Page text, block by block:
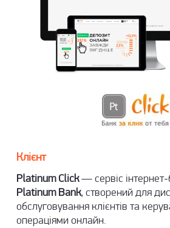
Клієнт
Platinum Click— сервіс інтернет-
Рlatinum Bank, створений для
обслуговування клієнтів та
операціями онлайн.